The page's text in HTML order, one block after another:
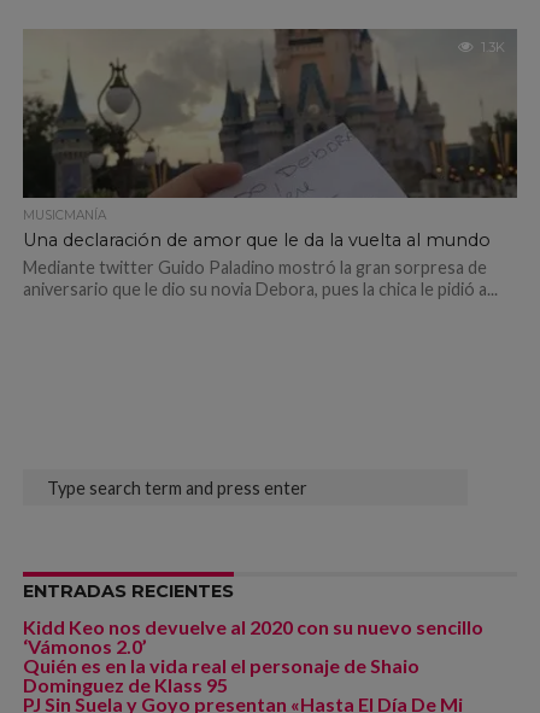
1.3K
MUSICMANÍA
Una declaración de amor que le da la vuelta al mundo
Mediante twitter Guido Paladino mostró la gran sorpresa de
aniversario que le dio su novia Debora, pues la chica le pidió a...
ENTRADAS RECIENTES
Kidd Keo nos devuelve al 2020 con su nuevo sencillo
‘Vámonos 2.0’
Quién es en la vida real el personaje de Shaio
Dominguez de Klass 95
PJ Sin Suela y Goyo presentan «Hasta El Día De Mi